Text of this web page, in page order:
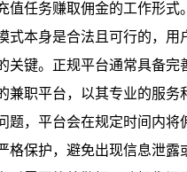
任务赚取佣金的工作形
本身是合法且可行的，
关键。正规平台通常具备
兼职平台，以其专业的服
，平台会在规定时间内将
格保护，避免出现信息泄